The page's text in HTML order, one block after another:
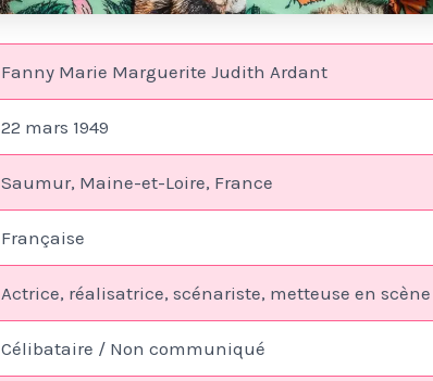
Fanny Marie Marguerite Judith Ardant
22 mars 1949
Saumur, Maine-et-Loire, France
Française
Actrice, réalisatrice, scénariste, metteuse en scène
Célibataire / Non communiqué